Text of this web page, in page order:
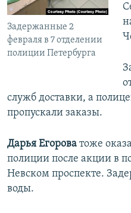
Задержанные 2
февраля в 7 отделении
полиции Петербурга
служб доставки, а
пропускали заказы.
Дарья Егорова тоже
полиции после акции в
Невском проспекте.
воды.